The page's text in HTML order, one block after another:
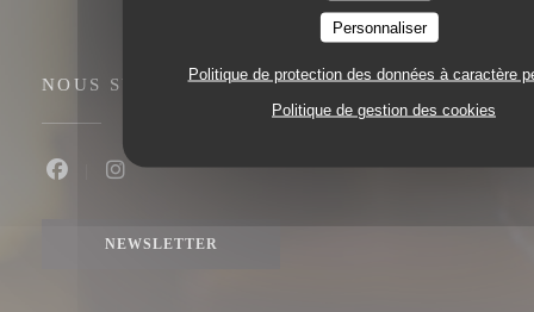
Personnaliser
Politique de protection des données à caractère
Politique de gestion des cookies
NOUS SUIVRE
NEWSLETTER